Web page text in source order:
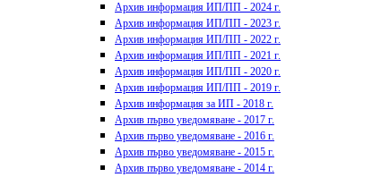
Архив информация ИП/ПП - 2024 г.
Архив информация ИП/ПП - 2023 г.
Архив информация ИП/ПП - 2022 г.
Архив информация ИП/ПП - 2021 г.
Архив информация ИП/ПП - 2020 г.
Архив информация ИП/ПП - 2019 г.
Архив информация за ИП - 2018 г.
Архив първо уведомяване - 2017 г.
Архив първо уведомяване - 2016 г.
Архив първо уведомяване - 2015 г.
Архив първо уведомяване - 2014 г.